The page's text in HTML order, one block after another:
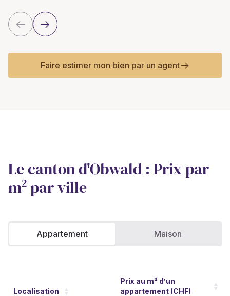
Faire estimer mon bien par un agent
Le canton d'Obwald : Prix par
m² par ville
Appartement Maison
Localisation
Prix au m² d’un
appartement (CHF)